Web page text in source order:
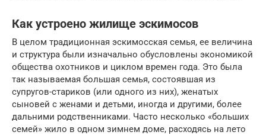
Как устроено жилище эскимосов
В целом традиционная эскимосская семья, ее величина
и структура были изначально обусловлены экономикой
общества охотников и циклом времен года. Это была
так называемая большая семья, состоявшая из
супругов-стариков (или одного из них), женатых
сыновей с женами и детьми, иногда и другими, более
дальними родственниками. Часто несколько «больших
семей» жило в одном зимнем доме, расходясь на лето